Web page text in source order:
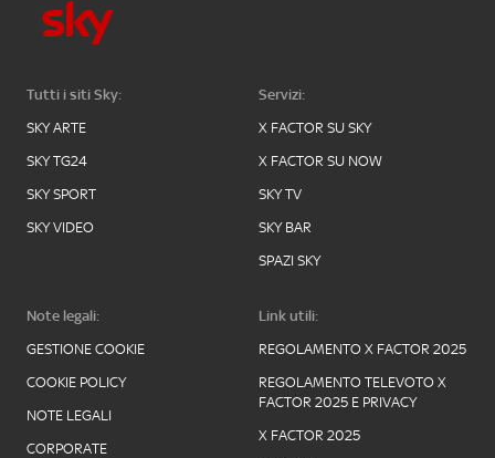
Tutti i siti Sky:
SKY ARTE
SKY TG24
SKY SPORT
SKY VIDEO
Servizi:
X FACTOR SU SKY
X FACTOR SU NOW
SKY TV
SKY BAR
SPAZI SKY
Note legali:
GESTIONE COOKIE
COOKIE POLICY
NOTE LEGALI
CORPORATE
Link utili:
REGOLAMENTO X FACTOR 2025
REGOLAMENTO TELEVOTO X
FACTOR 2025 E PRIVACY
X FACTOR 2025